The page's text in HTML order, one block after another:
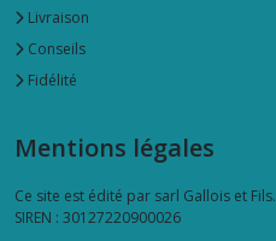
Livraison
Conseils
Fidélité
Mentions légales
Ce site est édité par sarl Gallois et Fils.
SIREN : 30127220900026